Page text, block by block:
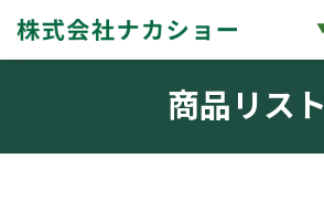
商品リスト